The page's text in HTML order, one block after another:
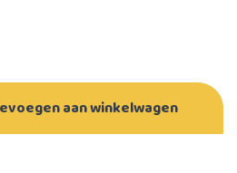
aan winkelwagen